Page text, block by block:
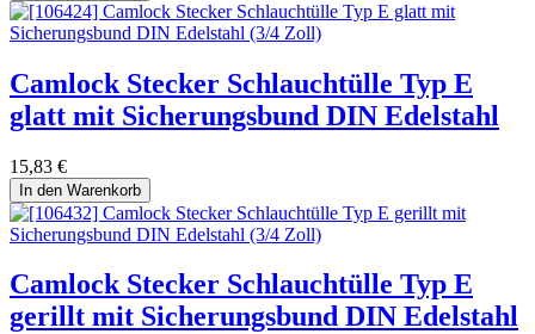
Camlock Stecker Schlauchtülle Typ E
glatt mit Sicherungsbund DIN Edelstahl
15,83 €
In den Warenkorb
Camlock Stecker Schlauchtülle Typ E
gerillt mit Sicherungsbund DIN Edelstahl